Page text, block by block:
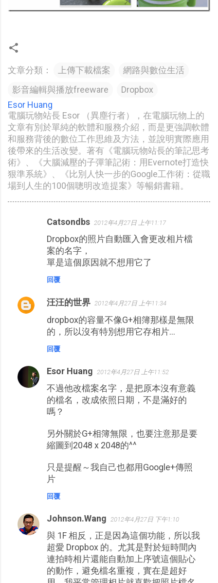
文章分類： 上傳下載檔案
網路與數位生活
影音編輯與播放freeware
Dropbox
Esor Huang
電腦玩物站長 Esor （異塵行者），在電腦玩物上的
文章有別於單純的軟體和服務介紹，而是更強調軟體
和服務背後的數位工作思維及方法，並說明實際應用
後帶來的生活改變。著有《電腦玩物站長的筆記思考
術》、《大腦減壓的子彈筆記術：用Evernote打造快
狠準系統》、《比別人快一步的Google工作術：從職
場到人生的100個聰明改造提案》等暢銷書籍。
Catsondbs 2012年4月27日 上午11:17
Dropbox的照片自動匯入會更改相片檔
案的名字，
單是這個原因就不想用它了
回覆
汪汪的世界 2012年4月27日 上午11:34
dropbox的容量不像G+相簿那樣是無限
的，所以沒有特別想用它存相片…
回覆
Esor Huang 2012年4月27日 上午11:52
不過他改檔案名字，是把原本沒有意義
的檔名，改成依照日期，不是滿好的
嗎？
另外關於G+相簿無限，也要注意那是要
縮圖到2048 x 2048的^^
只是提醒～我自己也都用Google+傳照
片
回覆
Johnson.Wang 2012年4月27日 下午1:10
與 1F 相反，正是因為這個功能，所以我
超愛 Dropbox 的。尤其是對於短時間內
連拍時相片還能自動加上序號這個貼心
的動作，避免檔名重複，實在是超好